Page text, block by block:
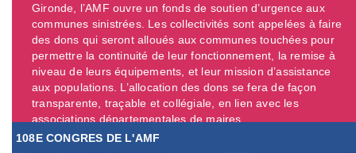
Gironde, l’AMF ouvre un fonds de soutien d’urgence aux
communes sinistrées. Les collectivités sont appelées à faire
des dons qui seront alloués aux communes touchées pour
permettre la continuité de leur fonctionnement, la remise à
niveau de leurs équipements, et leur mission d’assistance
aux populations. L’allocation des dons se fera de façon
transparente, traçable et collégiale, en lien avec les
associations départementales de maires. ...
108E CONGRES DE L'AMF